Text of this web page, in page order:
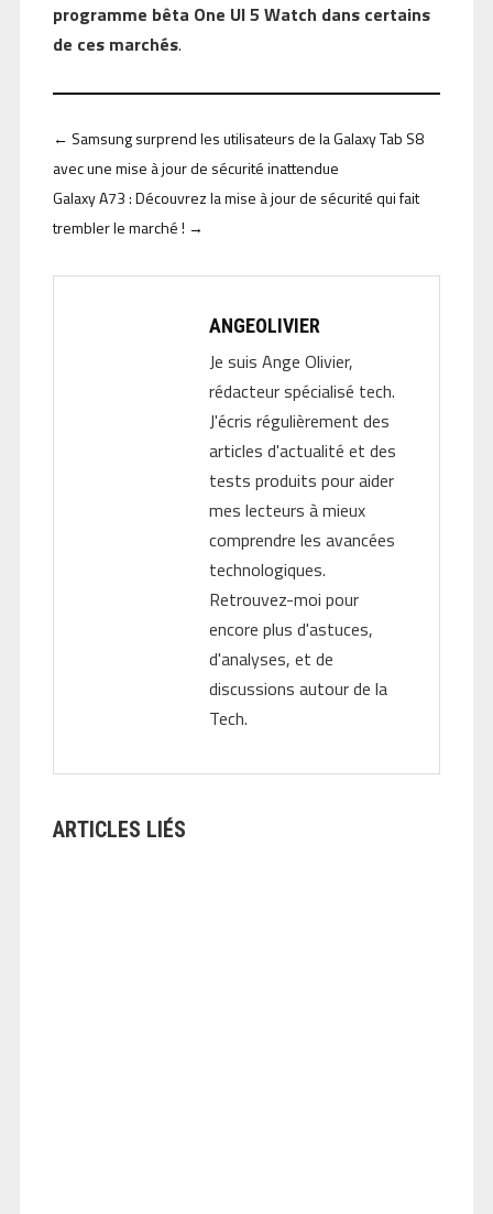
programme bêta One UI 5 Watch dans certains
de ces marchés.
← Samsung surprend les utilisateurs de la Galaxy Tab S8
avec une mise à jour de sécurité inattendue
Galaxy A73 : Découvrez la mise à jour de sécurité qui fait
trembler le marché ! →
ANGEOLIVIER
Je suis Ange Olivier,
rédacteur spécialisé tech.
J'écris régulièrement des
articles d'actualité et des
tests produits pour aider
mes lecteurs à mieux
comprendre les avancées
technologiques.
Retrouvez-moi pour
encore plus d'astuces,
d'analyses, et de
discussions autour de la
Tech.
ARTICLES LIÉS